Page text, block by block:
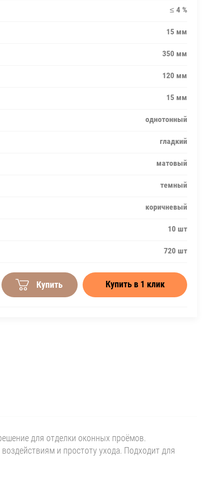
≤ 4 %
15 мм
350 мм
120 мм
15 мм
однотонный
гладкий
матовый
темный
коричневый
10 шт
720 шт
Купить Купить в 1 клик
для отделки оконных проёмов.
и простоту ухода. Подходит для